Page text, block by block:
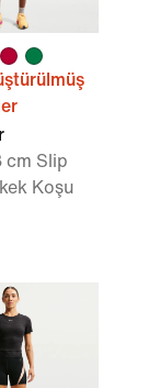
cm Slip
Koşu